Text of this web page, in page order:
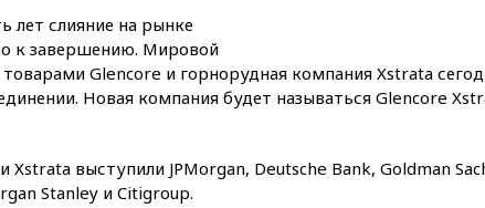
коррупции
ЕС
лет слияние на рынке
к завершению. Мировой
Glencore и горнорудная компания Xstrata
Новая компания будет называться Glencore
Xstrata выступили JPMorgan, Deutsche Bank, Goldman
Stanley и Citigroup.